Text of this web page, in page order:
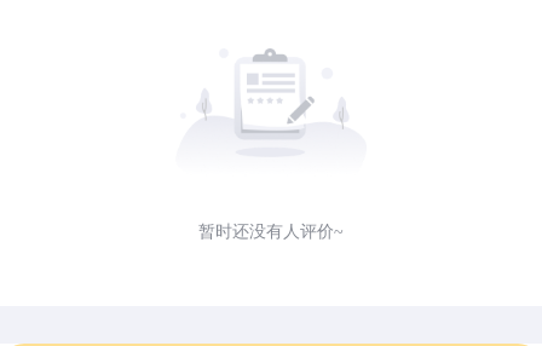
暂时还没有人评价~